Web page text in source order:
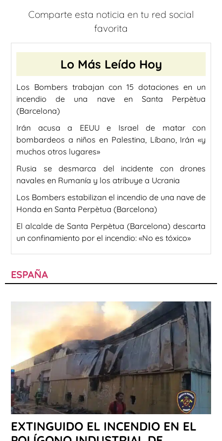
Comparte esta noticia en tu red social
favorita
Lo Más Leído Hoy
Los Bombers trabajan con 15 dotaciones en un
incendio de una nave en Santa Perpètua
(Barcelona)
Irán acusa a EEUU e Israel de matar con
bombardeos a niños en Palestina, Líbano, Irán «y
muchos otros lugares»
Rusia se desmarca del incidente con drones
navales en Rumanía y los atribuye a Ucrania
Los Bombers estabilizan el incendio de una nave de
Honda en Santa Perpètua (Barcelona)
El alcalde de Santa Perpètua (Barcelona) descarta
un confinamiento por el incendio: «No es tóxico»
ESPAÑA
EXTINGUIDO EL INCENDIO EN EL